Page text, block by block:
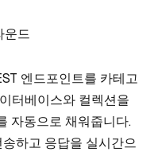
운드
엔드포인트를 카테고
터베이스와 컬렉션을
자동으로 채워줍니다.
하고 응답을 실시간으